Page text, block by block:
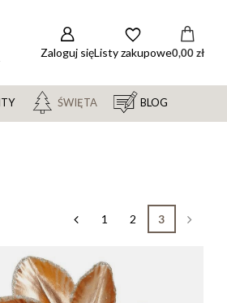
Zaloguj sięListy zakupowe0,00 zł
ŚWIĘTA BLOG
1 2 3